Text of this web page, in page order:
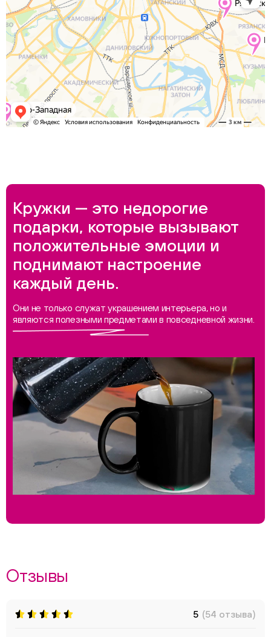
Кружки — это недорогие
подарки, которые вызывают
положительные эмоции и
поднимают настроение
каждый день.
Они не только служат украшением интерьера, но и
являются полезными предметами в повседневной жизни.
Отзывы
5 (54 отзыва)